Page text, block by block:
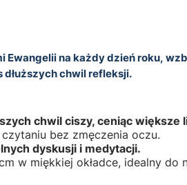
na każdy dzień roku,
dłuższych chwil refleksji.
chwil ciszy, ceniąc
bez zmęczenia oczu.
dyskusji i medytacji.
w miękkiej okładce, idealny do